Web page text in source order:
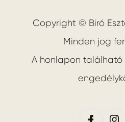
Copyright © Biró
Minden jog
A honlapon